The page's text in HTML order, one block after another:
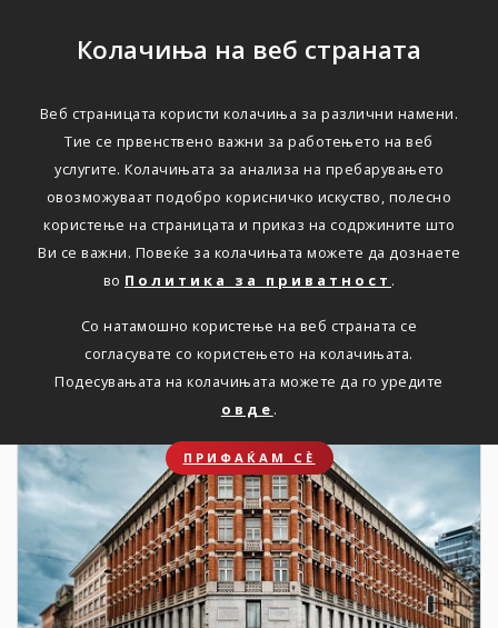
Колачиња на веб страната
Веб страницата користи колачиња за различни намени.
Тие се првенствено важни за работењето на веб
услугите. Колачињата за анализа на пребарувањето
овозможуваат подобро корисничко искуство, полесно
користење на страницата и приказ на содржините што
Ви се важни. Повеќе за колачињата можете да дознаете
во Политика за приватност .
Со натамошно користење на веб страната се
согласувате со користењето на колачињата.
Подесувањата на колачињата можете да го уредите
овде .
ПРИФАЌАМ СЀ
НОВОСТИ
Актуелно
Новости
19. 08. 2022